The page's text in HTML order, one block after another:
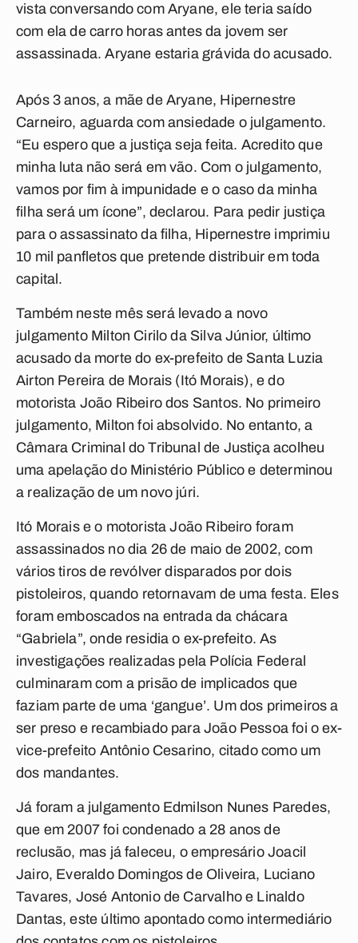
vista conversando com Aryane, ele teria saído
com ela de carro horas antes da jovem ser
assassinada. Aryane estaria grávida do acusado.
Após 3 anos, a mãe de Aryane, Hipernestre
Carneiro, aguarda com ansiedade o julgamento.
“Eu espero que a justiça seja feita. Acredito que
minha luta não será em vão. Com o julgamento,
vamos por fim à impunidade e o caso da minha
filha será um ícone”, declarou. Para pedir justiça
para o assassinato da filha, Hipernestre imprimiu
10 mil panfletos que pretende distribuir em toda
capital.
Também neste mês será levado a novo
julgamento Milton Cirilo da Silva Júnior, último
acusado da morte do ex-prefeito de Santa Luzia
Airton Pereira de Morais (Itó Morais), e do
motorista João Ribeiro dos Santos. No primeiro
julgamento, Milton foi absolvido. No entanto, a
Câmara Criminal do Tribunal de Justiça acolheu
uma apelação do Ministério Público e determinou
a realização de um novo júri.
Itó Morais e o motorista João Ribeiro foram
assassinados no dia 26 de maio de 2002, com
vários tiros de revólver disparados por dois
pistoleiros, quando retornavam de uma festa. Eles
foram emboscados na entrada da chácara
“Gabriela”, onde residia o ex-prefeito. As
investigações realizadas pela Polícia Federal
culminaram com a prisão de implicados que
faziam parte de uma ‘gangue’. Um dos primeiros a
ser preso e recambiado para João Pessoa foi o ex-
vice-prefeito Antônio Cesarino, citado como um
dos mandantes.
Já foram a julgamento Edmilson Nunes Paredes,
que em 2007 foi condenado a 28 anos de
reclusão, mas já faleceu, o empresário Joacil
Jairo, Everaldo Domingos de Oliveira, Luciano
Tavares, José Antonio de Carvalho e Linaldo
Dantas, este último apontado como intermediário